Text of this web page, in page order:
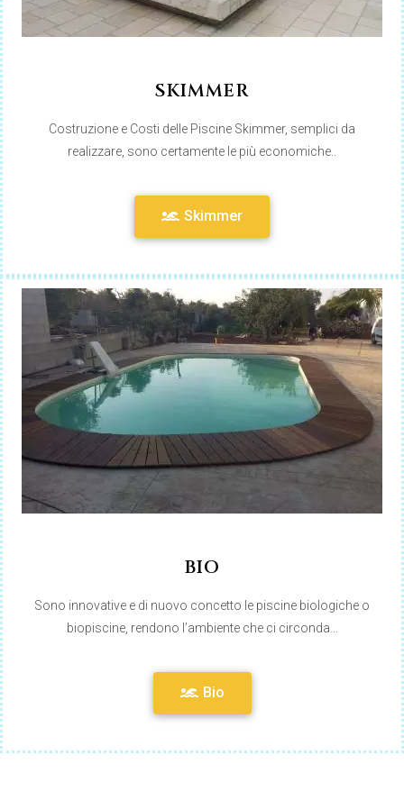
SKIMMER
Costruzione e Costi delle Piscine Skimmer, semplici da
realizzare, sono certamente le più economiche..
Skimmer
BIO
Sono innovative e di nuovo concetto le piscine biologiche o
biopiscine, rendono l’ambiente che ci circonda…
Bio